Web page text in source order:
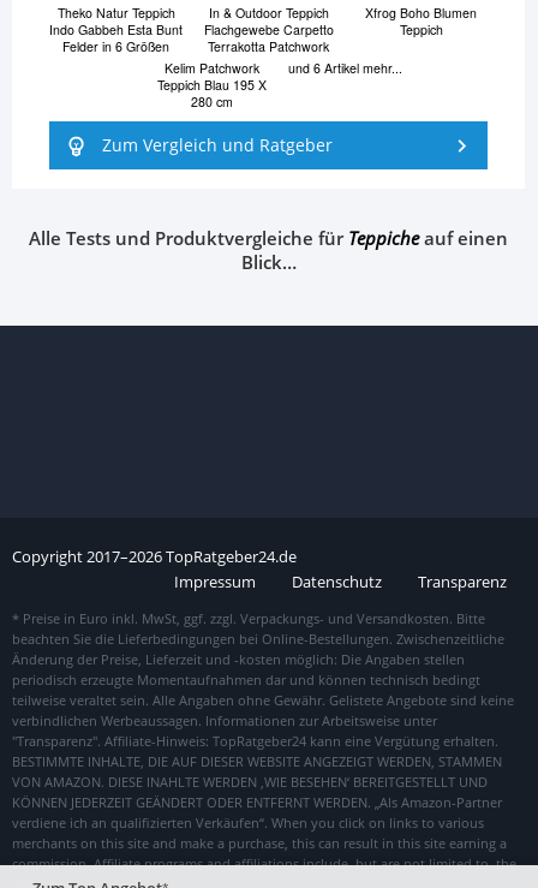
Theko Natur Teppich
Indo Gabbeh Esta Bunt
Felder in 6 Größen
In & Outdoor Teppich
Flachgewebe Carpetto
Terrakotta Patchwork
Xfrog Boho Blumen
Teppich
Kelim Patchwork
Teppich Blau 195 X
280 cm
und 6 Artikel mehr...
Zum Vergleich und Ratgeber
Alle Tests und Produktvergleiche fürTeppicheauf einen
Blick…
Copyright2017–2026TopRatgeber24.de
Impressum
Datenschutz Transparenz